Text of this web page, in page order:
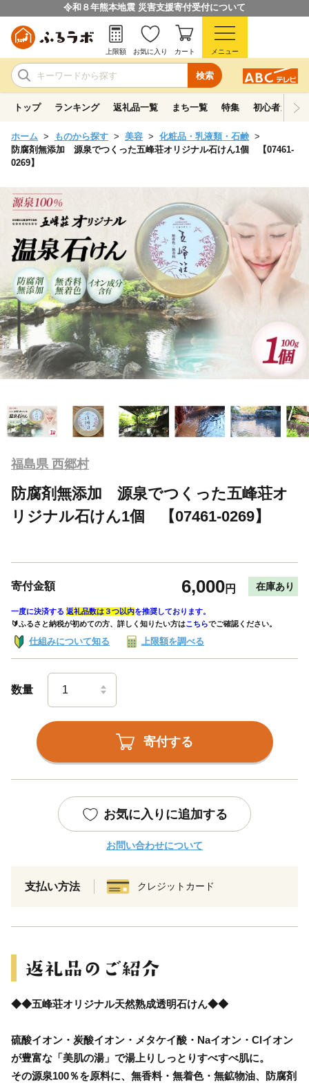
令和８年熊本地震 災害支援寄付受付について
検索
上限額 お気に入り カート メニュー
トップ ランキング 返礼品一覧 まち一覧 特集 初心者ガイド
ホーム ものから探す 美容
化粧品・乳液類・石鹸
防腐剤無添加 源泉でつくった五峰荘オリジナル石けん1個 【07461-
0269】
福島県 西郷村
防腐剤無添加 源泉でつくった五峰荘オ
リジナル石けん1個 【07461-0269】
寄付金額 6,000円 在庫あり
一度に決済する 返礼品数は３つ以内を推奨しております。
🔰ふるさと納税が初めての方、詳しく知りたい方はこちらでご確認ください。
仕組みについて知る 上限額を調べる
数量
寄付する
お気に入りに追加する
お問い合わせについて
支払い方法 クレジットカード
◆◆五峰荘オリジナル天然熟成透明石けん◆◆
硫酸イオン・炭酸イオン・メタケイ酸・Naイオン・Clイオン
が豊富な「美肌の湯」で湯上りしっとりすべすべ肌に。
その源泉100％を原料に、無香料・無着色・無鉱物油、防腐剤